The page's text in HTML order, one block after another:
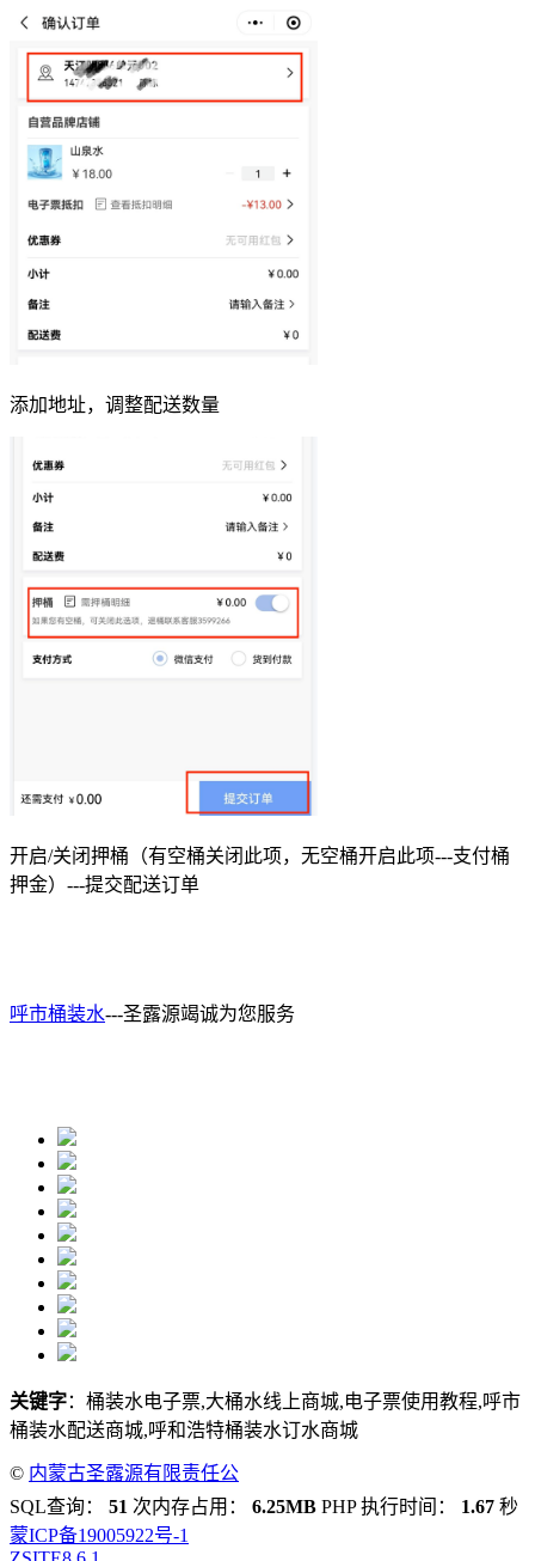
添加地址，调整配送数量
开启/关闭押桶（有空桶关闭此项，无空桶开启此项---支付桶
押金）---提交配送订单
呼市桶装水---圣露源竭诚为您服务
关键字：桶装水电子票,大桶水线上商城,电子票使用教程,呼市
桶装水配送商城,呼和浩特桶装水订水商城
© 内蒙古圣露源有限责任公
司
SQL查询： 51 次内存占用： 6.25MB PHP 执行时间： 1.67 秒
蒙ICP备19005922号-1